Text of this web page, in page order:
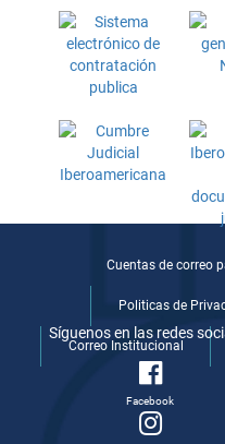
Cuentas de correo
Politicas de
Correo Institucional
Síguenos en las redes
Facebook